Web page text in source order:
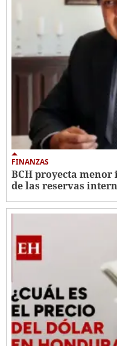
FINANZAS
BCH proyecta
de las reservas